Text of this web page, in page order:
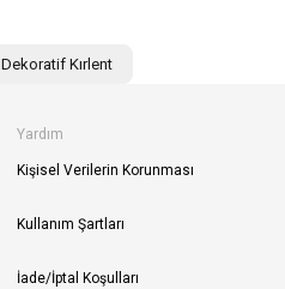
Dekoratif Kırlent
Yardım
Kişisel Verilerin Korunması
Kullanım Şartları
İade/İptal Koşulları